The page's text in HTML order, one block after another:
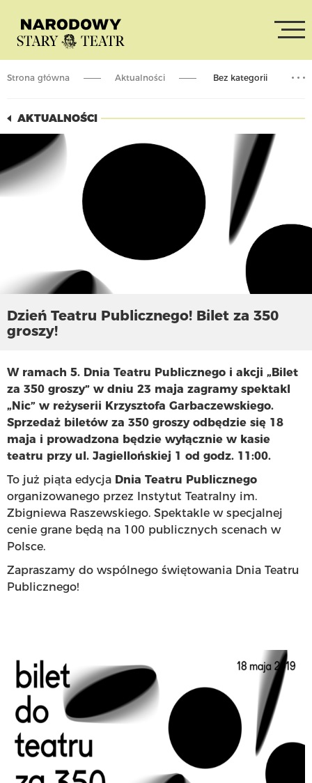
Strona główna Bez kategorii
Aktualności
AKTUALNOŚCI
Dzień Teatru Publicznego! Bilet za 350
groszy!
W ramach 5. Dnia Teatru Publicznego i akcji „Bilet
za 350 groszy” w dniu 23 maja zagramy spektakl
„Nic” w reżyserii Krzysztofa Garbaczewskiego.
Sprzedaż biletów za 350 groszy odbędzie się 18
maja i prowadzona będzie wyłącznie w kasie
teatru przy ul. Jagiellońskiej 1 od godz. 11:00.
To już piąta edycja Dnia Teatru Publicznego
organizowanego przez Instytut Teatralny im.
Zbigniewa Raszewskiego. Spektakle w specjalnej
cenie grane będą na 100 publicznych scenach w
Polsce.
Zapraszamy do wspólnego świętowania Dnia Teatru
Publicznego!